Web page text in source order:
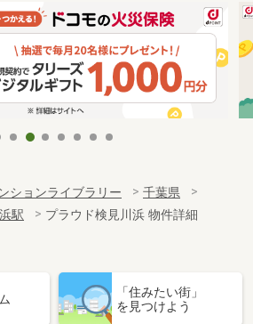
ションライブラリー
千葉県
駅 プラウド検見川浜 物件詳細
「住みたい街」
を見つけよう